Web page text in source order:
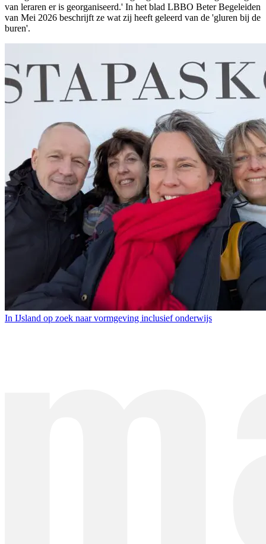
van leraren er is georganiseerd.' In het blad LBBO Beter Begeleiden
van Mei 2026 beschrijft ze wat zij heeft geleerd van de 'gluren bij de
buren'.
In IJsland op zoek naar vormgeving inclusief onderwijs